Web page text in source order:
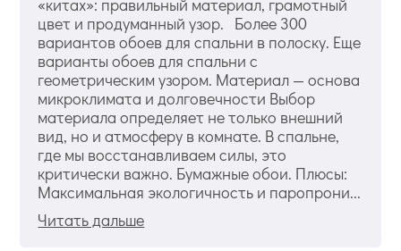
«китах»: правильный материал, грамотный
цвет и продуманный узор. Более 300
вариантов обоев для спальни в полоску. Еще
варианты обоев для спальни с
геометрическим узором. Материал — основа
микроклимата и долговечности Выбор
материала определяет не только внешний
вид, но и атмосферу в комнате. В спальне,
где мы восстанавливаем силы, это
критически важно. Бумажные обои. Плюсы:
Максимальная экологичность и паропрони...
Читать дальше